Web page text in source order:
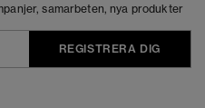
samarbeten, nya produkter
REGISTRERA DIG